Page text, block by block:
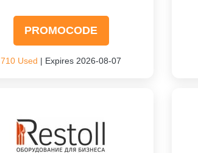
PROMOCODE
710 Used | Expires 2026-08-07